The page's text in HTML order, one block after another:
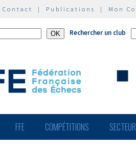
Contact | Publications | Mon
Rechercher un club
FFE COMPÉTITIONS